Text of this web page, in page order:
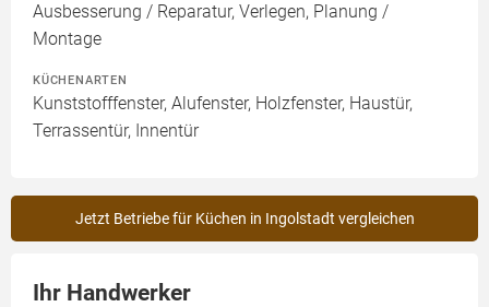
Ausbesserung / Reparatur, Verlegen, Planung /
Montage
KÜCHENARTEN
Kunststofffenster, Alufenster, Holzfenster, Haustür,
Terrassentür, Innentür
Jetzt Betriebe für Küchen in Ingolstadt vergleichen
Ihr Handwerker